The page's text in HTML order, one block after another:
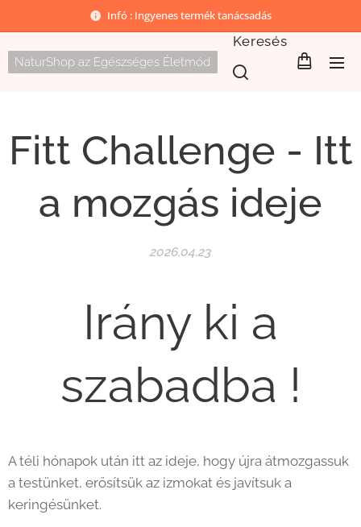
Infó : Ingyenes termék tanácsadás
NaturShop az Egészséges Életmód
Keresés
Fitt Challenge - Itt
a mozgás ideje
2026.04.23
Irány ki a
szabadba !
A téli hónapok után itt az ideje, hogy újra átmozgassuk
a testünket, erősítsük az izmokat és javítsuk a
keringésünket.